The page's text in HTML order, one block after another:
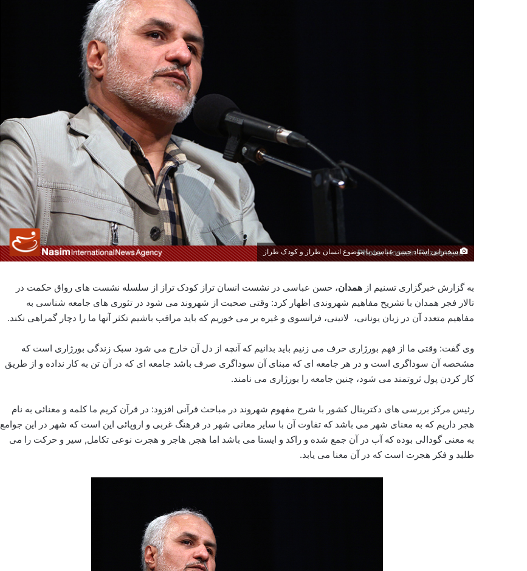
سخنرانی استاد حسن عباسی با موضوع انسان طراز و کودک طراز
به گزارش خبرگزاری تسنیم از همدان، حسن عباسی در نشست انسان تراز کودک تراز از سلسله نشست های رواق حکمت در
تالار فجر همدان با تشریح مفاهیم شهروندی اظهار کرد: وقتی صحبت از شهروند می شود در تئوری های جامعه شناسی به
مفاهیم متعدد آن در زبان یونانی، لاتینی، فرانسوی و غیره بر می خوریم که باید مراقب باشیم تکثر آنها ما را دچار گمراهی نکند.
وی گفت: وقتی ما از فهم بورژاری حرف می زنیم باید بدانیم که آنچه از دل آن خارج می شود سبک زندگی بورژاری است که
مشخصه آن سوداگری است و در هر جامعه ای که مبنای آن سوداگری صرف باشد جامعه ای که در آن تن به کار نداده و از طریق
کار کردن پول ثروتمند می شود، چنین جامعه را بورژاری می نامند.
رئیس مرکز بررسی های دکترینال کشور با شرح مفهوم شهروند در مباحث قرآنی افزود: در قرآن کریم ما کلمه و معنائی به نام
هجر داریم که به معنای شهر می باشد که تفاوت آن با سایر معانی شهر در فرهنگ غربی و اروپائی این است که شهر در این جوامع
به معنی گودالی بوده که آب در آن جمع شده و راکد و ایستا می باشد اما هجر, هاجر و هجرت نوعی تکامل, سیر و حرکت را می
طلبد و فکر هجرت است که در آن معنا می یابد.